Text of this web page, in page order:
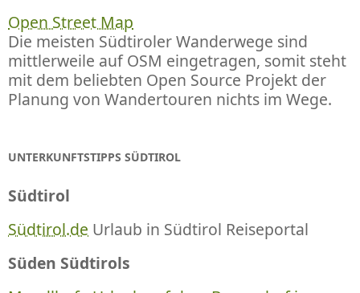
Open Street Map
Die meisten Südtiroler Wanderwege sind
mittlerweile auf OSM eingetragen, somit steht
mit dem beliebten Open Source Projekt der
Planung von Wandertouren nichts im Wege.
UNTERKUNFTSTIPPS SÜDTIROL
Südtirol
Südtirol.de Urlaub in Südtirol Reiseportal
Süden Südtirols